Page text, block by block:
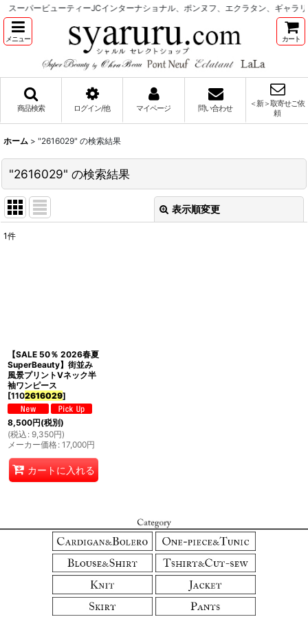
スーパービューティーJCインターナショナル、ポンヌフ、エクラタン、ギャラ
メニュー カート
商品検索 ログイン/他 マイページ 問い合わせ
＜新＞取寄せご依
頼
ホーム > "2616029" の検索結果
"2616029" の検索結果
表示順変更
1件
【SALE 50％ 2026春夏
SuperBeauty】街並み
風景プリントVネック半
袖ワンピース
[1102616029]
8,500円(税別)
(税込 : 9,350円)
メーカー価格: 17,000円
カートに入れる